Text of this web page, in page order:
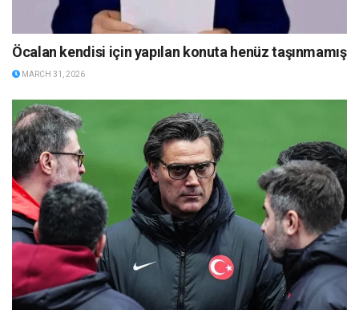
Öcalan kendisi için yapılan konuta henüz taşınmamış
MARCH 31, 2026